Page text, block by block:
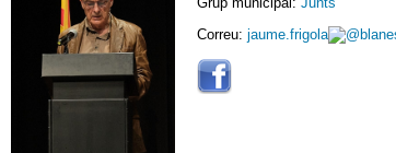
Correu: jaume.frigola